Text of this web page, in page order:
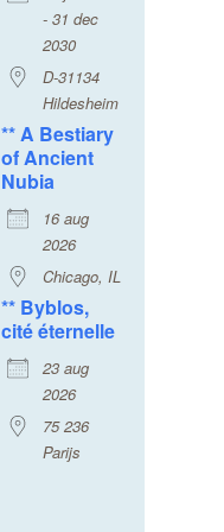
- 31 dec
2030
D-31134
Hildesheim
** A Bestiary
of Ancient
Nubia
16 aug
2026
Chicago, IL
** Byblos,
cité éternelle
23 aug
2026
75 236
Parijs